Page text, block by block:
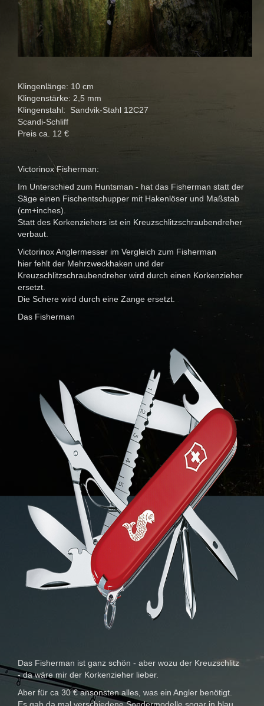
Klingenlänge: 10 cm
Klingenstärke: 2,5 mm
Klingenstahl: Sandvik-Stahl 12C27
Scandi-Schliff
Preis ca. 12 €
Victorinox Fisherman:
Im Unterschied zum Huntsman - hat das Fisherman statt der
Säge einen Fischentschupper mit Hakenlöser und Maßstab
(cm+inches).
Statt des Korkenziehers ist ein Kreuzschlitzschraubendreher
verbaut.
Victorinox Anglermesser im Vergleich zum Fisherman
hier fehlt der Mehrzweckhaken und der
Kreuzschlitzschraubendreher wird durch einen Korkenzieher
ersetzt.
Die Schere wird durch eine Zange ersetzt.
Das Fisherman
Das Fisherman ist ganz schön - aber wozu der Kreuzschlitz
- da wäre mir der Korkenzieher lieber.
Aber für ca 30 € ansonsten alles, was ein Angler benötigt.